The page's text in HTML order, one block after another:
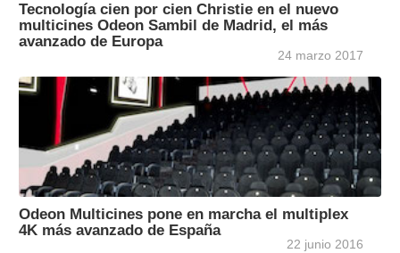
Tecnología cien por cien Christie en el nuevo
multicines Odeon Sambil de Madrid, el más
avanzado de Europa
24 marzo 2017
Odeon Multicines pone en marcha el multiplex
4K más avanzado de España
22 junio 2016